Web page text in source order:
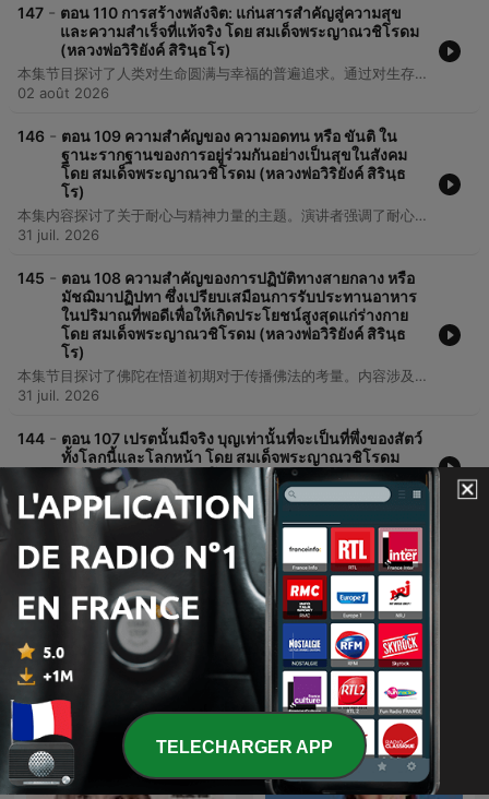
147 - ตอน 110 การสร้างพลังจิต: แก่นสารสำคัญสู่ความสุข
และความสำเร็จที่แท้จริง โดย สมเด็จพระญาณวชิโรดม
(หลวงพ่อวิริยังค์ สิรินฺธโร)
本集节目探讨了人类对生命圆满与幸福的普遍追求。通过对生存欲望、意识状态以及社会责任感的思考，内容涉及了个体在面对现实世界时的心理预期与应对方式。
02 août 2026
146 - ตอน 109 ความสำคัญของ ความอดทน หรือ ขันติ ใน
ฐานะรากฐานของการอยู่ร่วมกันอย่างเป็นสุขในสังคม
โดย สมเด็จพระญาณวชิโรดม (หลวงพ่อวิริยังค์ สิรินฺธ
โร)
本集内容探讨了关于耐心与精神力量的主题。演讲者强调了耐心的三个维度，包括忍受困难、忍受劳苦以及忍受内心的痛苦。此外，内容还涉及了通过日常的学习与实践来积累知识与精神能量的过程。
31 juil. 2026
145 - ตอน 108 ความสำคัญของการปฏิบัติทางสายกลาง หรือ
มัชฌิมาปฏิปทา ซึ่งเปรียบเสมือนการรับประทานอาหาร
ในปริมาณที่พอดีเพื่อให้เกิดประโยชน์สูงสุดแก่ร่างกาย
โดย สมเด็จพระญาณวชิโรดม (หลวงพ่อวิริยังค์ สิรินฺธ
โร)
本集节目探讨了佛陀在悟道初期对于传播佛法的考量。内容涉及佛法深奥程度与众生理解能力之间的关系，以及关于法律、文化与修行实践的初步讨论。
31 juil. 2026
144 - ตอน 107 เปรตนั้นมีจริง บุญเท่านั้นที่จะเป็นที่พึ่งของสัตว์
ทั้งโลกนี้และโลกหน้า โดย สมเด็จพระญาณวชิโรดม
(หลวงพ่อวิริยังค์ สิรินฺธโร)
08 mars 2026
Afficher plus d'épisodes
Plus de podcasts Forme et santé
Tout voir
TELECHARGER APP